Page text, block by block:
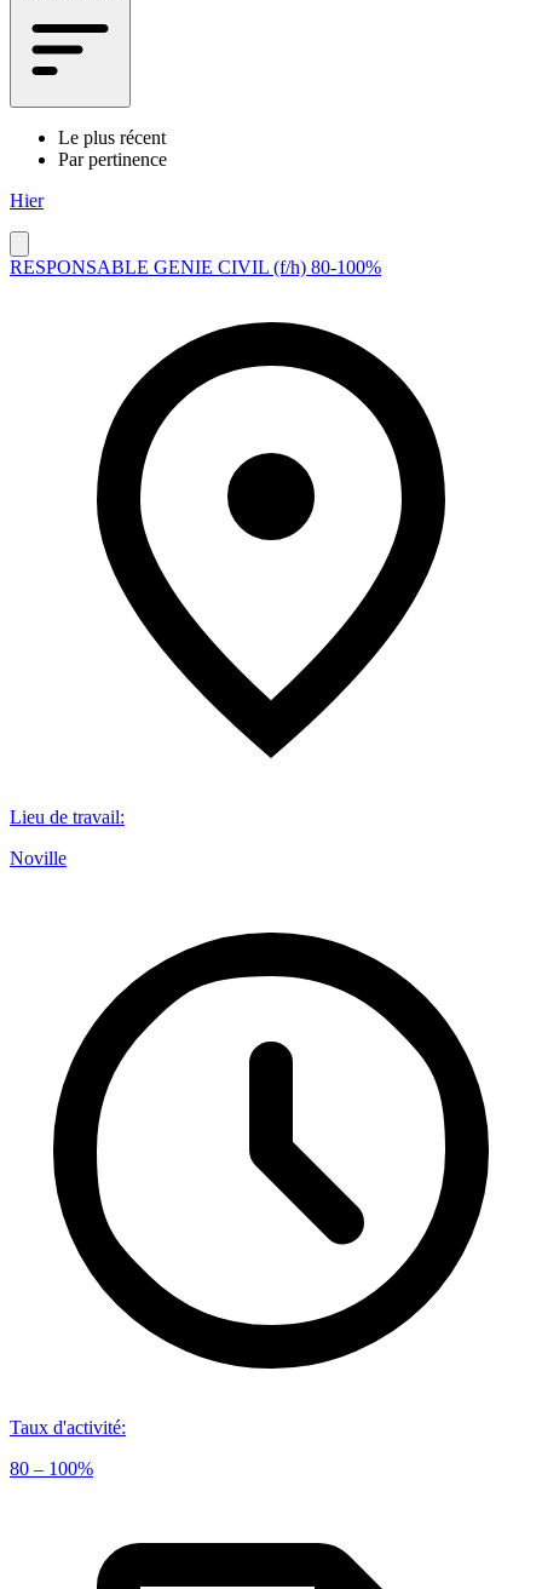
Le plus récent
Par pertinence
Hier
RESPONSABLE GENIE CIVIL (f/h) 80-100%
Lieu de travail:
Noville
Taux d'activité:
80 – 100%